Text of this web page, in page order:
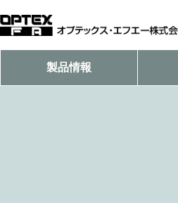
製品情報